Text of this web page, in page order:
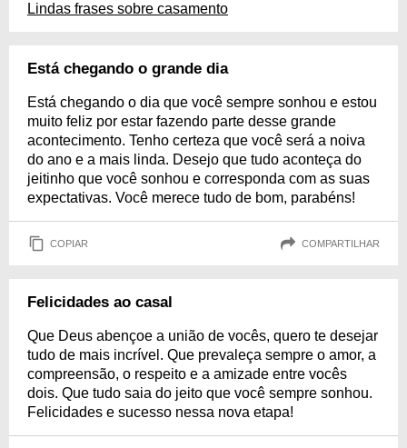
Lindas frases sobre casamento
Está chegando o grande dia
Está chegando o dia que você sempre sonhou e estou
muito feliz por estar fazendo parte desse grande
acontecimento. Tenho certeza que você será a noiva
do ano e a mais linda. Desejo que tudo aconteça do
jeitinho que você sonhou e corresponda com as suas
expectativas. Você merece tudo de bom, parabéns!
COPIAR COMPARTILHAR
Felicidades ao casal
Que Deus abençoe a união de vocês, quero te desejar
tudo de mais incrível. Que prevaleça sempre o amor, a
compreensão, o respeito e a amizade entre vocês
dois. Que tudo saia do jeito que você sempre sonhou.
Felicidades e sucesso nessa nova etapa!